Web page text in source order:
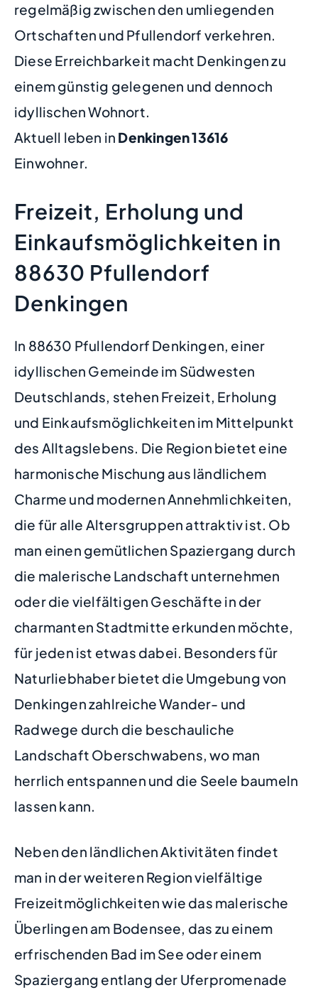
regelmäßig zwischen den umliegenden
Ortschaften und Pfullendorf verkehren.
Diese Erreichbarkeit macht Denkingen zu
einem günstig gelegenen und dennoch
idyllischen Wohnort.
Aktuell leben in Denkingen13616
Einwohner.
Freizeit, Erholung und
Einkaufsmöglichkeiten in
88630 Pfullendorf
Denkingen
In 88630 Pfullendorf Denkingen, einer
idyllischen Gemeinde im Südwesten
Deutschlands, stehen Freizeit, Erholung
und Einkaufsmöglichkeiten im Mittelpunkt
des Alltagslebens. Die Region bietet eine
harmonische Mischung aus ländlichem
Charme und modernen Annehmlichkeiten,
die für alle Altersgruppen attraktiv ist. Ob
man einen gemütlichen Spaziergang durch
die malerische Landschaft unternehmen
oder die vielfältigen Geschäfte in der
charmanten Stadtmitte erkunden möchte,
für jeden ist etwas dabei. Besonders für
Naturliebhaber bietet die Umgebung von
Denkingen zahlreiche Wander- und
Radwege durch die beschauliche
Landschaft Oberschwabens, wo man
herrlich entspannen und die Seele baumeln
lassen kann.
Neben den ländlichen Aktivitäten findet
man in der weiteren Region vielfältige
Freizeitmöglichkeiten wie das malerische
Überlingen am Bodensee, das zu einem
erfrischenden Bad im See oder einem
Spaziergang entlang der Uferpromenade